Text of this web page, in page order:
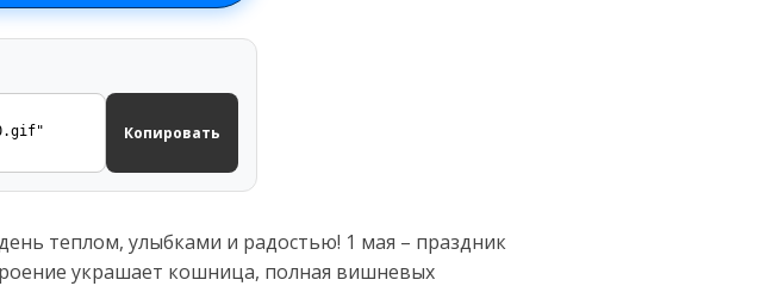
Копировать
теплом, улыбками и радостью! 1 мая – праздник
украшает кошница, полная вишневых